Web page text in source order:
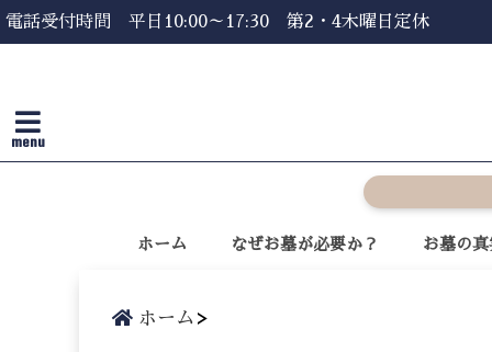
電話受付時間 平日10:00～17:30 第2・4木曜日定休
menu
ホーム なぜお墓が必要か？ お墓の真
ホーム